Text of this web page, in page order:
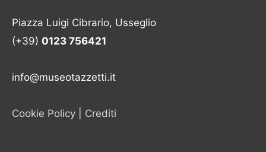
Piazza Luigi Cibrario, Usseglio
(+39) 0123 756421
info@museotazzetti.it
Cookie Policy Crediti